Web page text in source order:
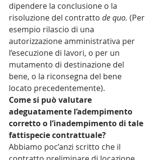
dipendere la conclusione o la
risoluzione del contratto de quo. (Per
esempio rilascio di una
autorizzazione amministrativa per
l’esecuzione di lavori, o per un
mutamento di destinazione del
bene, o la riconsegna del bene
locato precedentemente).
Come si può valutare
adeguatamente l’adempimento
corretto o l’inadempimento di tale
fattispecie contrattuale?
Abbiamo poc’anzi scritto che il